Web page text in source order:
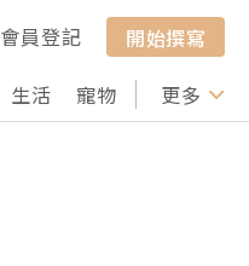
會員登記
開始撰寫
生活 寵物 行山 打卡
更多